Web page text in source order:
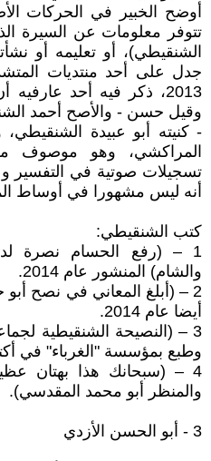
أوضح الخبير في الحركات
تتوفر معلومات عن السيرة
الشنقيطي)، أو تعليمه أو
2013، ذكر فيه أحد
وقيل حسن - والأصح أحمد
- كنيته أبو عبيدة الشنقيطي،
المراكشي، وهو موصوف
تسجيلات صوتية في التفسير
أنه ليس مشهورا في أوساط
كتب الشنقيطي:
1 – (رفع الحسام نصرة
والشام) المنشور عام 2014.
2 – (أبلغ المعاني في نصح
أيضا عام 2014.
3 – (النصيحة الشنقيطية
وطبع بمؤسسة "الغرباء" في
4 – (سبحانك هذا بهتان
والمنظر أبو محمد المقدسي).
3 - أبو الحسن الأزدي